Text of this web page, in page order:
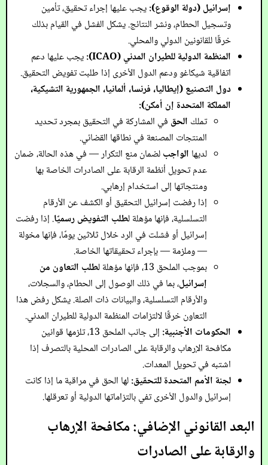
إسرائيل (دولة الوقوع):يجب عليها إجراء تحقيق، تأمين
وتسجيل الحطام، ونشر النتائج. يشكل الفشل في القيام بذلك
خرقًا للقانونين الدولي والمحلي.
المنظمة الدولية للطيران المدني (ICAO):
يجب عليها دعم
اتفاقية شيكاغو ودعم الدول الأخرى إذا طلبت تفويض التحقيق.
دول التصنيع (إيطاليا، فرنسا، ألمانيا، الجمهورية التشيكية،
المملكة المتحدة إن أمكن):
تملك الحق في المشاركة في التحقيق بمجرد تحديد
المنتجات المصنعة في نطاقها القضائي.
لديها الواجبلضمان منع التكرار — في هذه الحالة، ضمان
عدم تحويل أنظمة الرقابة على الصادرات الخاصة بها
ومنتجاتها إلى استخدام إرهابي.
إذا رفضت إسرائيل التحقيق أو الكشف عن الأرقام
التسلسلية، فإنها مؤهلة لطلب التفويض رسميًا. إذا رفضت
إسرائيل أو فشلت في الرد خلال ثلاثين يومًا، فإنها مخولة
— وملزمة — بإجراء تحقيقاتها الخاصة.
بموجب الملحق 13، فإنها مؤهلة ل
طلب التعاون من
إسرائيل، بما في ذلك الوصول إلى الحطام، والسجلات،
والأرقام التسلسلية، والبيانات ذات الصلة. يشكل رفض هذا
التعاون خرقًا لالتزامات المنظمة الدولية للطيران المدني.
الحكومات الأجنبية:
إلى جانب الملحق 13، تلزمها قوانين
مكافحة الإرهاب والرقابة على الصادرات المحلية بالتصرف إذا
اشتبه في تحويل المعدات.
لجنة الأمم المتحدة للتحقيق:لها الحق في مراقبة ما إذا كانت
إسرائيل والدول الأخرى تفي بالتزاماتها الدولية أو تعرقلها.
البعد القانوني الإضافي: مكافحة الإرهاب
والرقابة على الصادرات